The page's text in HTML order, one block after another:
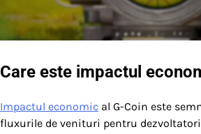
Care este impactul
Impactul economic al G-Coin este
fluxurile de venituri pentru